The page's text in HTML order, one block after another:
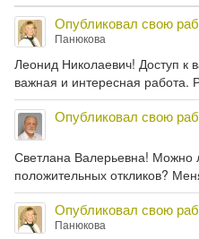
Опубликовал свою
Панюкова
Леонид Николаевич! Доступ к
важная и интересная работа.
Опубликовал свою
Светлана Валерьевна! Можно
положительных откликов?
Опубликовал свою
Панюкова